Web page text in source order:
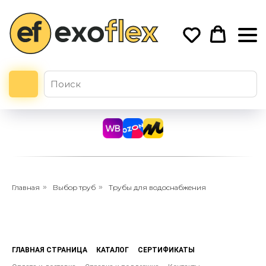
Главная » Выбор труб » Трубы для водоснабжения
ГЛАВНАЯ СТРАНИЦА КАТАЛОГ СЕРТИФИКАТЫ